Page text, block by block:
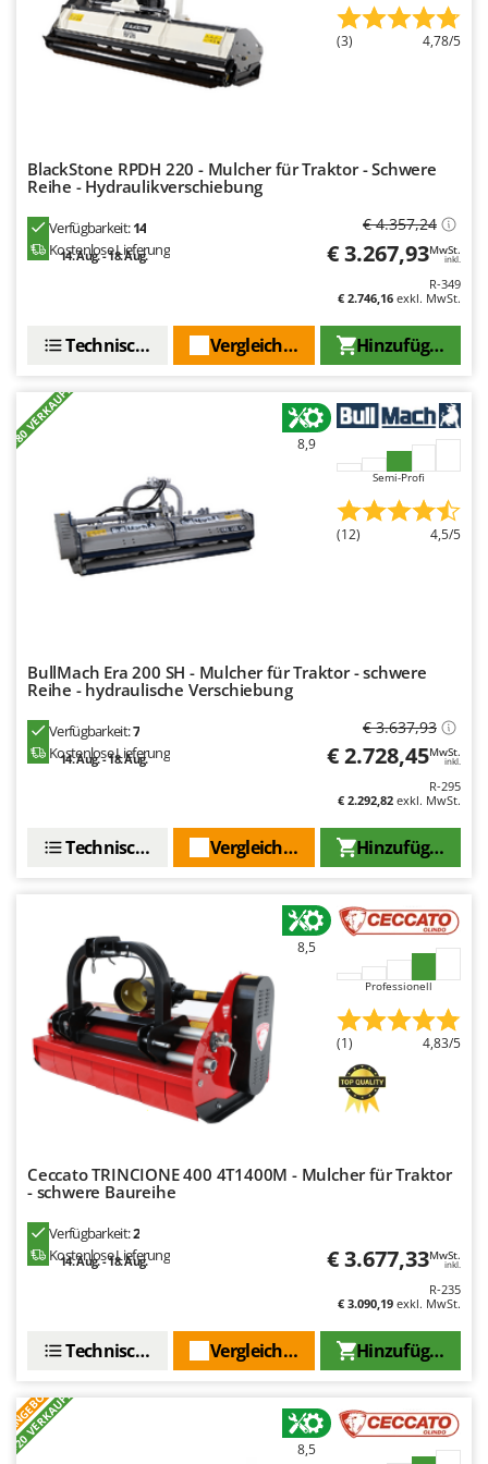
Omas
Ompagrill
P
Palumbo Pavi
Philips
Prismafood
R
Reber
Redback
Ripartrak
Ritter
River Systems
Robomow
Royal Food
S.T.P.
Santos
Sbaraglia
Schnitzer
Seven Italy
Silky
Sirman
Smeg
Solidur
(3) 4,78/5
BlackStone RPDH 220 - Mulcher für Traktor - Schwere
Reihe - Hydraulikverschiebung
Verfügbarkeit:14
Kostenlose Lieferung
14. Aug. - 18. Aug.
€ 4.357,24
€ 3.267,93MwSt.
inkl.
R-349
€ 2.746,16 exkl. MwSt.
Hinzufügen
Vergleichen Sie
Technische Daten
+80 VERKAUFT 8,9
Semi-Profi
(12) 4,5/5
BullMach Era 200 SH - Mulcher für Traktor - schwere
Reihe - hydraulische Verschiebung
Verfügbarkeit:7
Kostenlose Lieferung
14. Aug. - 18. Aug.
€ 3.637,93
€ 2.728,45MwSt.
inkl.
R-295
€ 2.292,82 exkl. MwSt.
Hinzufügen
Vergleichen Sie
Technische Daten
8,5
Professionell
(1) 4,83/5
Ceccato TRINCIONE 400 4T1400M - Mulcher für Traktor
- schwere Baureihe
Verfügbarkeit:2
Kostenlose Lieferung
14. Aug. - 18. Aug. € 3.677,33MwSt.
inkl.
R-235
€ 3.090,19 exkl. MwSt.
Hinzufügen
Vergleichen Sie
Technische Daten
ANGEBOT
+20 VERKAUFT 8,5